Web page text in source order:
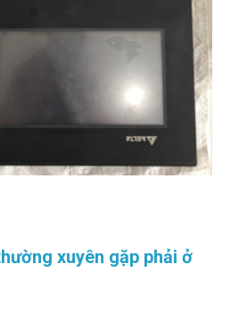
xuyên gặp phải ở